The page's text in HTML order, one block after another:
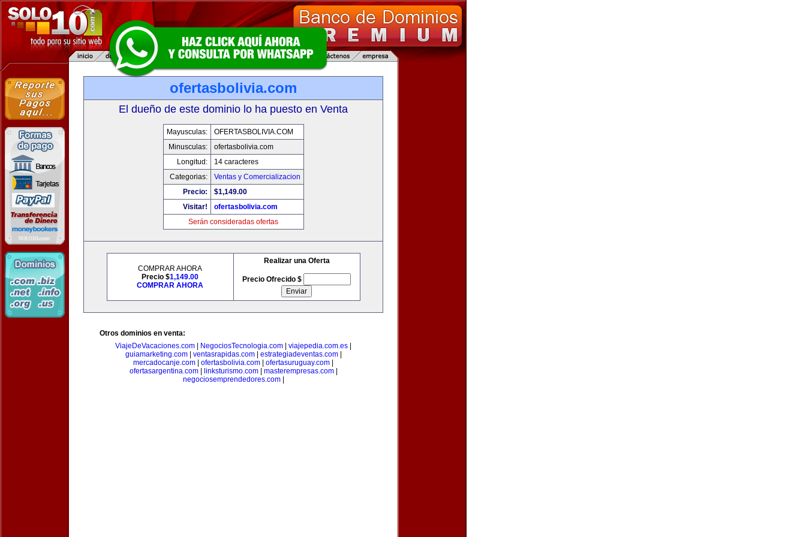
ofertasbolivia.com
El dueño de este dominio lo ha puesto en Venta
Mayusculas:
OFERTASBOLIVIA.COM
Minusculas:
ofertasbolivia.com
Longitud:
14 caracteres
Categorias:
Ventas y Comercializacion
Precio:
$1,149.00
Visitar!
ofertasbolivia.com
Serán consideradas ofertas
COMPRAR AHORA
Precio $1,149.00
COMPRAR AHORA
Realizar una Oferta
Precio Ofrecido $
Otros dominios en venta:
ViajeDeVacaciones.com
NegociosTecnologia.com viajepedia.com.es
guiamarketing.com| ventasrapidas.com| estrategiadeventas.com|
mercadocanje.com
ofertasbolivia.com ofertasuruguay.com
ofertasargentina.com| linksturismo.com| masterempresas.com|
negociosemprendedores.com|